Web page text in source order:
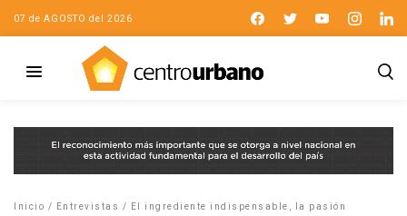
07 de AGOSTO del 2026
Inicio / Entrevistas /
El ingrediente indispensable, la pasión